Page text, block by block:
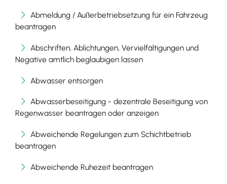
Abmeldung / Außerbetriebsetzung für ein Fahrzeug
beantragen
Abschriften, Ablichtungen, Vervielfältigungen und
Negative amtlich beglaubigen lassen
Abwasser entsorgen
Abwasserbeseitigung - dezentrale Beseitigung von
Regenwasser beantragen oder anzeigen
Abweichende Regelungen zum Schichtbetrieb
beantragen
Abweichende Ruhezeit beantragen